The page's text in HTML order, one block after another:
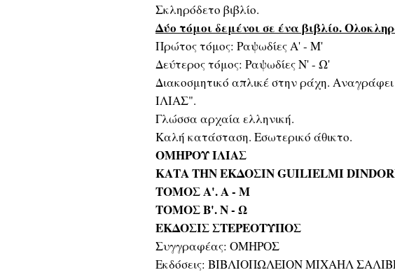
Σκληρόδετο βιβλίο.
Δύο τόμοι δεμένοι σε ένα βιβλίο.
Πρώτος τόμος: Ραψωδίες Α' - Μ'
Δεύτερος τόμος: Ραψωδίες Ν' - Ω'
Διακοσμητικό απλικέ στην ράχη.
ΙΛΙΑΣ".
Γλώσσα αρχαία ελληνική.
Καλή κατάσταση. Εσωτερικό άθικτο.
ΟΜΗΡΟΥ ΙΛΙΑΣ
ΚΑΤΑ ΤΗΝ ΕΚΔΟΣΙΝ GUILIELMI
ΤΟΜΟΣ Α'. Α - Μ
ΤΟΜΟΣ Β'. Ν - Ω
ΕΚΔΟΣΙΣ ΣΤΕΡΕΟΤΥΠΟΣ
Συγγραφέας: ΟΜΗΡΟΣ
Εκδόσεις: ΒΙΒΛΙΟΠΩΛΕΙΟΝ ΜΙΧΑΗΛ